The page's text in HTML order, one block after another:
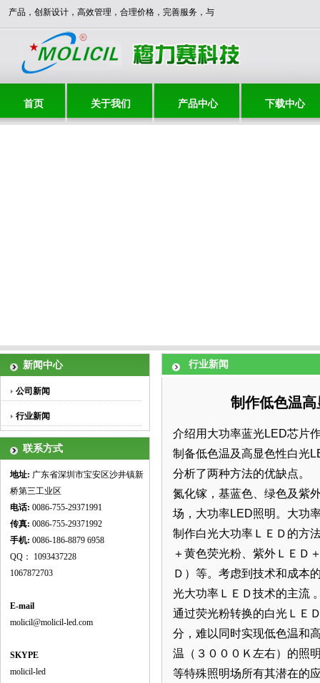
品，创新设计，高效管理，合理价格，完善服务，与时俱进，共创辉煌！！
首页 关于我们 产品中心 下载中心
新闻中心
公司新闻
行业新闻
联系方式
地址: 广东省深圳市宝安区沙井镇新
桥第三工业区
电话: 0086-755-29371991
传真: 0086-755-29371992
手机: 0086-186-8879 6958
QQ： 1093437228
1067872703
E-mail
molicil@molicil-led.com
SKYPE
molicil-led
行业新闻
制作低色温
介绍用大功率蓝光LED芯片
制备低色温及高显色性白光
分析了两种方法的优缺点。
氮化镓，基蓝色、绿色及紫
场，大功率LED照明。大功
制作白光大功率ＬＥＤ的方
＋黄色荧光粉、紫外ＬＥＤ
Ｄ）等。考虑到技术和成本
光大功率ＬＥＤ技术的主流
通过荧光粉转换的白光ＬＥ
分，难以同时实现低色温和
温（３０００Ｋ左右）的照
等特殊照明场所有其潜在的